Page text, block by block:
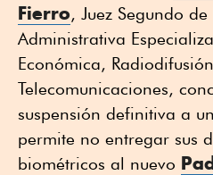
Fierro, Juez Segundo
Administrativa
Económica,
Telecomunicaciones,
suspensión definitiva a
permite no entregar sus
biométricos al nuevo